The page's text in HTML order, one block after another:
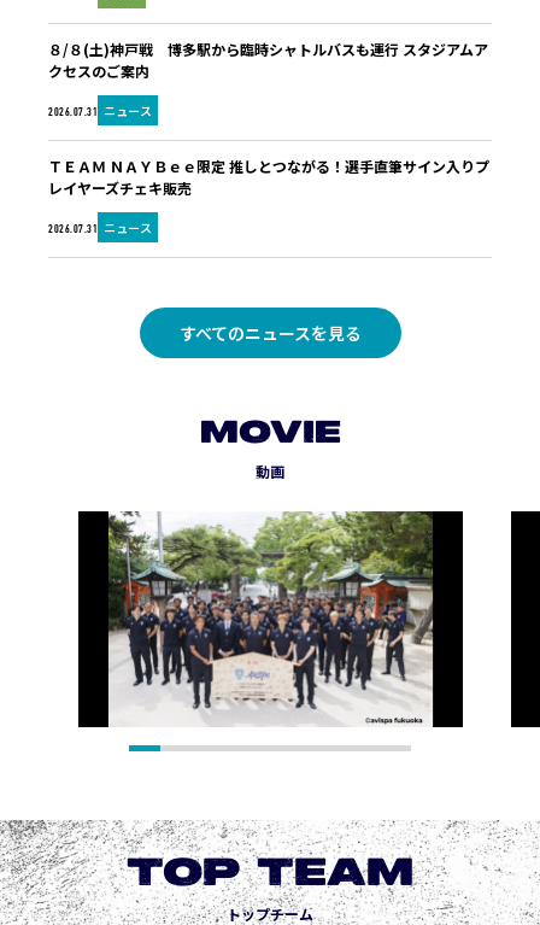
2026.07.31 ニュース
８/８(土)神戸戦 博多駅から臨時シャトルバスも運行 スタジアムア
クセスのご案内
2026.07.31 ニュース
ＴＥＡＭ ＮＡＹＢｅｅ限定 推しとつながる！選手直筆サイン入りプ
レイヤーズチェキ販売
すべてのニュースを見る
MOVIE
動画
TOP TEAM
トップチーム